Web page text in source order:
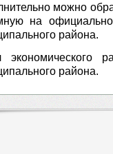
можно
на
района.
экономического
района.